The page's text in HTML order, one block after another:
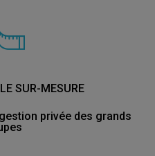
SUR-MESURE
privée des grands